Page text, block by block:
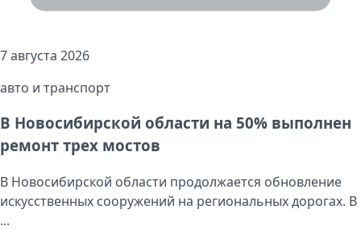
7 августа 2026
авто и транспорт
В Новосибирской области на 50% выполнен
ремонт трех мостов
В Новосибирской области продолжается обновление
искусственных сооружений на региональных дорогах. В
...